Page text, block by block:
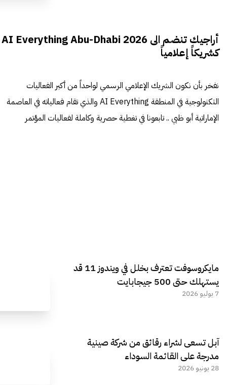
أراجيك تنضم الى AI Everything Abu-Dhabi 2026
كشريكاً إعلامياً
نفخر بأن نكون الشريك الإعلامي الرسمي لواحداً من أكبر الفعاليات
التكنولوجية في المنطقة AI Everything والذي تقام فعالياته في العاصمة
الإماراتية أبو ظبي .. تابعونا في تغطية حصرية وكاملة لفعاليات المؤتمر
مايكروسوفت تعترف بخلل في ويندوز 11 قد
يستهلك حتى 500 جيجابايت
7 يوليو 2026
آبل تسعى لشراء رقائق من شركة صينية
مدرجة على القائمة السوداء
28 يونيو 2026